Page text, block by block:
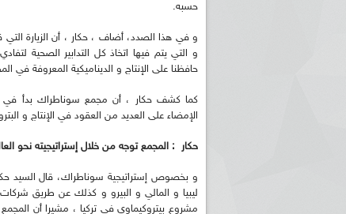
حسبه.
و في هذا الصدد، أضاف ، حكار ، أن الزيارة
و التي يتم فيها اتخاذ كل التدابير الصحية
حافظنا على الإنتاج و الديناميكية المعروفة في
كما كشف حكار ، أن مجمع سوناطراك بدأ في
الإمضاء على العديد من العقود في الإنتاج و
حكار : المجمع توجه من خلال إستراتيجيته نحو
و بخصوص إستراتيجية سوناطراك، قال السيد
ليبيا و المالي و البيرو و كذلك عن طريق شركات
مشروع بيتروكيماوي في تركيا ، مشيرا أن